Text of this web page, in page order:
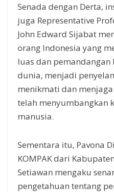
Senada dengan Derta,
juga Representative
John Edward Sijabat
orang Indonesia yang
luas dan
dunia, menjadi
menikmati dan
telah menyumbangkan
manusia.
Sementara itu, Pavona
KOMPAK dari
Setiawan mengaku
pengetahuan tentang